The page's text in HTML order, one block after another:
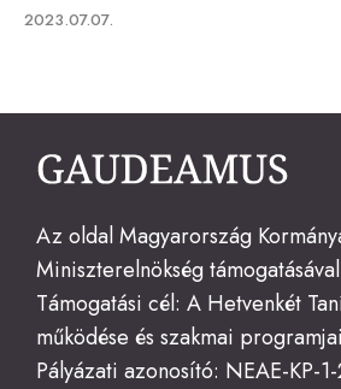
Published
2023.07.07.
Az oldal Magyarország
Miniszterelnökség
Támogatási cél: A Hetvenkét
működése és szakmai programjai
Pályázati azonosító: NEAE-KP-